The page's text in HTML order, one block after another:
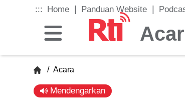
::: Home Panduan Website
/ Acara
Mendengarkan